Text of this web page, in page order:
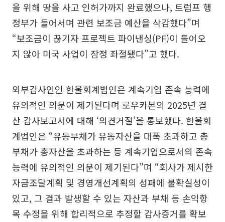
을 위해 땅을 사고 인허가까지 완료했으나, 트럼프 행
정부가 들어서며 관련 보조금 예산을 삭감했다”며
“보조금이 끊기자 프로젝트 파이낸싱(PF)이 들어오
지 않아 미국 사업이 잠정 좌절됐다”고 했다.
외부감사인인 한울회계법인은 계속기업 존속 능력에
유의적인 의문이 제기된다며 로우카본의 2025년 결
산 감사보고서에 대해 ‘의견거절’을 통보했다. 한울회
계법인은 “유동부채가 유동자산을 대폭 초과하고 총
부채가 총자산을 초과하는 등 계속기업으로서의 존속
능력에 유의적인 의문이 제기된다”며 “회사가 제시한
자금조달계획 및 경영개선계획의 성패에 불확실성이
있고, 그 결과 발생할 수 있는 자산과 부채 등 손익항
목 수정을 위해 합리적으로 추정할 감사증거를 확보